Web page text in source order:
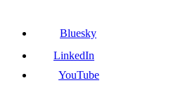
Bluesky
LinkedIn
YouTube